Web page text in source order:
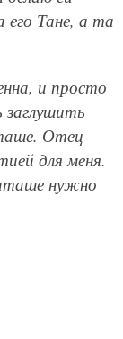
Тане, а та
и просто
заглушить
Отец
для меня.
нужно